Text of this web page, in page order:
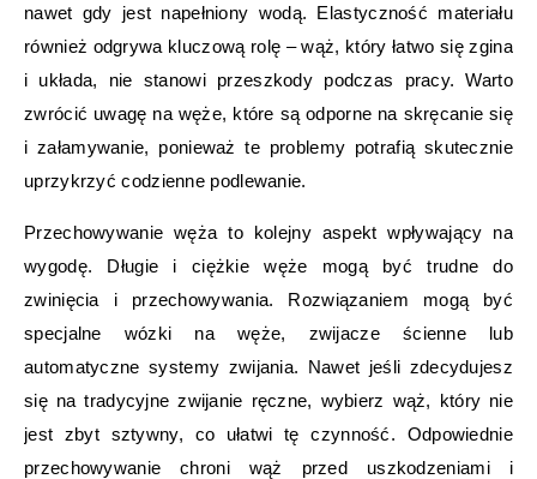
nawet gdy jest napełniony wodą. Elastyczność materiału
również odgrywa kluczową rolę – wąż, który łatwo się zgina
i układa, nie stanowi przeszkody podczas pracy. Warto
zwrócić uwagę na węże, które są odporne na skręcanie się
i załamywanie, ponieważ te problemy potrafią skutecznie
uprzykrzyć codzienne podlewanie.
Przechowywanie węża to kolejny aspekt wpływający na
wygodę. Długie i ciężkie węże mogą być trudne do
zwinięcia i przechowywania. Rozwiązaniem mogą być
specjalne wózki na węże, zwijacze ścienne lub
automatyczne systemy zwijania. Nawet jeśli zdecydujesz
się na tradycyjne zwijanie ręczne, wybierz wąż, który nie
jest zbyt sztywny, co ułatwi tę czynność. Odpowiednie
przechowywanie chroni wąż przed uszkodzeniami i